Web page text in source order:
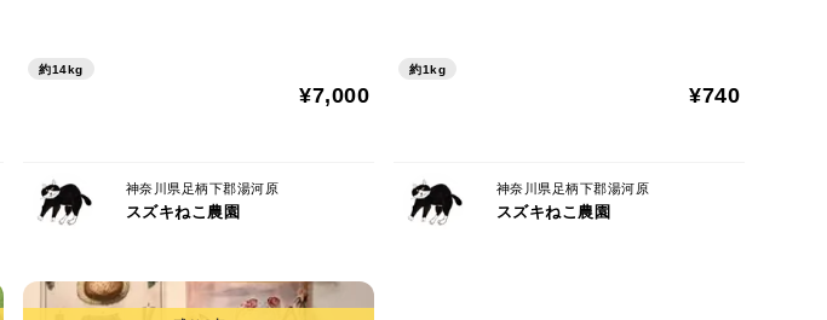
約14kg
¥7,000
神奈川県足柄下郡湯河原
スズキねこ農園
約1kg
¥740
神奈川県足柄下郡湯河原
スズキねこ農園